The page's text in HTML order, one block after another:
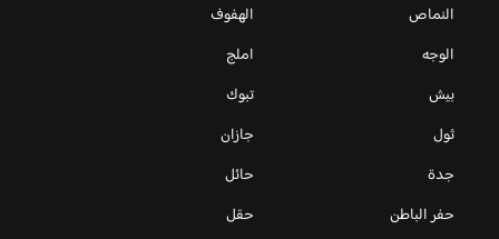
النماص
الهفوف
الوجه
املج
بيش
تبوك
ثول
جازان
جدة
حائل
حفر الباطن
حقل